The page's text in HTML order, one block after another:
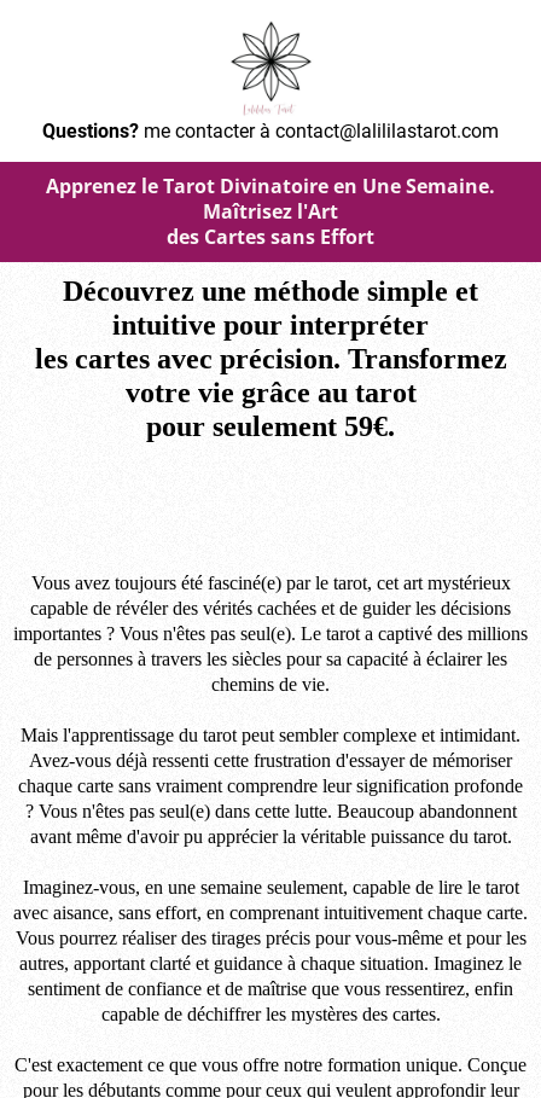
Questions? me contacter à contact@lalililastarot.com
Apprenez le Tarot Divinatoire en Une Semaine.
Maîtrisez l'Art
des Cartes sans Effort
Découvrez une méthode simple et
intuitive pour interpréter
les cartes avec précision. Transformez
votre vie grâce au tarot
pour seulement 59€.
Vous avez toujours été fasciné(e) par le tarot, cet art mystérieux
capable de révéler des vérités cachées et de guider les décisions
importantes ? Vous n'êtes pas seul(e). Le tarot a captivé des millions
de personnes à travers les siècles pour sa capacité à éclairer les
chemins de vie.
Mais l'apprentissage du tarot peut sembler complexe et intimidant.
Avez-vous déjà ressenti cette frustration d'essayer de mémoriser
chaque carte sans vraiment comprendre leur signification profonde
? Vous n'êtes pas seul(e) dans cette lutte. Beaucoup abandonnent
avant même d'avoir pu apprécier la véritable puissance du tarot.
Imaginez-vous, en une semaine seulement, capable de lire le tarot
avec aisance, sans effort, en comprenant intuitivement chaque carte.
Vous pourrez réaliser des tirages précis pour vous-même et pour les
autres, apportant clarté et guidance à chaque situation. Imaginez le
sentiment de confiance et de maîtrise que vous ressentirez, enfin
capable de déchiffrer les mystères des cartes.
C'est exactement ce que vous offre notre formation unique. Conçue
pour les débutants comme pour ceux qui veulent approfondir leur